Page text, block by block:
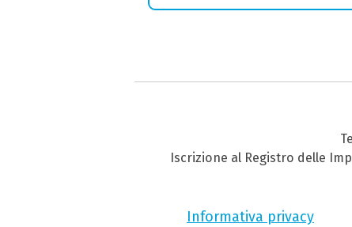
Iscrizione al Registro delle
Informativa privacy